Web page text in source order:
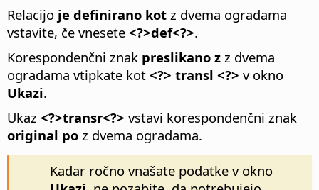
Relacijo je definirano kot z dvema ogradama
vstavite, če vnesete <?>def<?>.
Korespondenčni znak preslikano z z dvema
ogradama vtipkate kot <?> transl <?> v okno
Ukazi.
Ukaz <?>transr<?> vstavi korespondenčni znak
original po z dvema ogradama.
Kadar ročno vnašate podatke v okno